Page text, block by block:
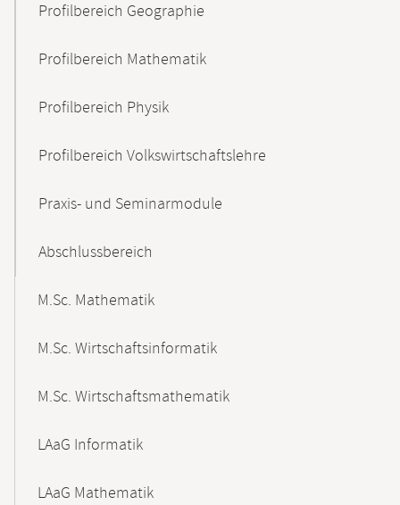
Profilbereich Geographie
Profilbereich Mathematik
Profilbereich Physik
Profilbereich Volkswirtschaftslehre
Praxis- und Seminarmodule
Abschlussbereich
M.Sc. Mathematik
M.Sc. Wirtschaftsinformatik
M.Sc. Wirtschaftsmathematik
LAaG Informatik
LAaG Mathematik